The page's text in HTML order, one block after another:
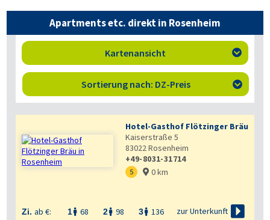
Apartments etc. direkt in Rosenheim
Kartenansicht 
Sortierung nach: DZ-Preis 
Hotel-Gasthof Flötzinger Bräu
Kaiserstraße 5
83022Rosenheim
+49-8031-31714
5  0 km
Zi. ab €: 1 68 2 98 3 136 zur Unterkunft 